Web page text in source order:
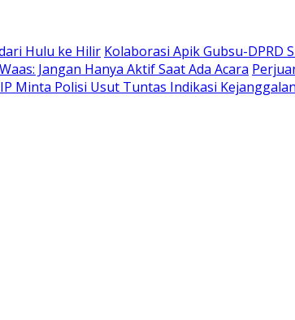
Hulu ke Hilir Kolaborasi Apik Gubsu-DPRD
Jangan Hanya Aktif Saat Ada Acara
Minta Polisi Usut Tuntas Indikasi Kejanggalan